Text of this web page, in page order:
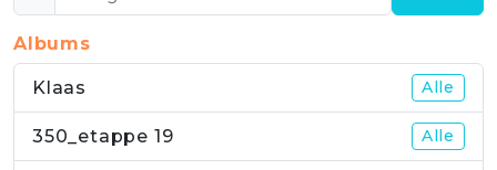
Albums
Klaas Alle
350_etappe 19 Alle